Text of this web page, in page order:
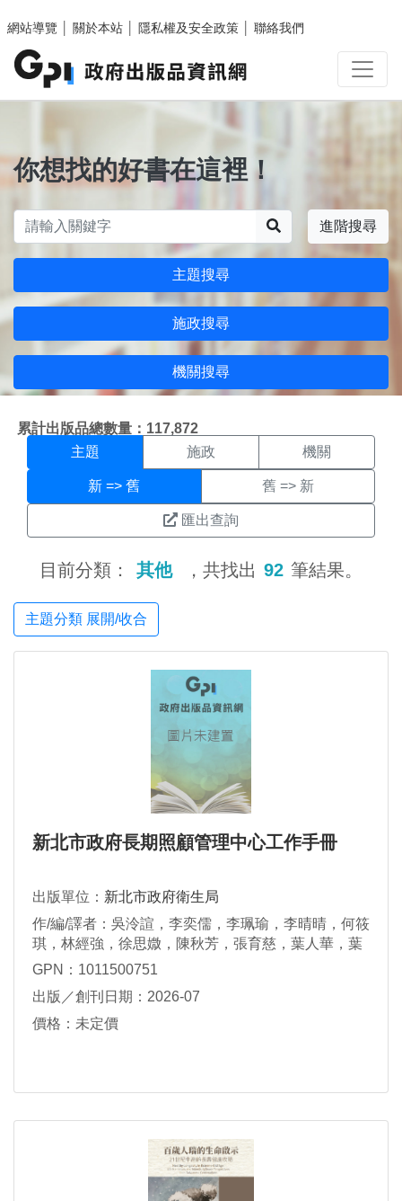
網站導覽
關於本站 隱私權及安全政策 聯絡我們
你想找的好書在這裡！
進階搜尋
主題搜尋
施政搜尋
機關搜尋
累計出版品總數量：117,872
主題搜尋結果頁面
主題 施政 機關
新 => 舊 舊 => 新
匯出查詢
目前分類： 其他 ，共找出 92 筆結果。
主題分類 展開/收合
新北市政府長期照顧管理中心工作手冊
出版單位： 新北市政府衛生局
作/編/譯者：吳泠諠，李奕儒，李珮瑜，李晴晴，何筱
琪，林經強，徐思媺，陳秋芳，張育慈，葉人華，葉
舒嫻，趙蒨萍，鄭蓓茹，劉柏廷，盧鈺茹，藍天祺，
GPN：1011500751
出版／創刊日期：2026-07
價格：未定價